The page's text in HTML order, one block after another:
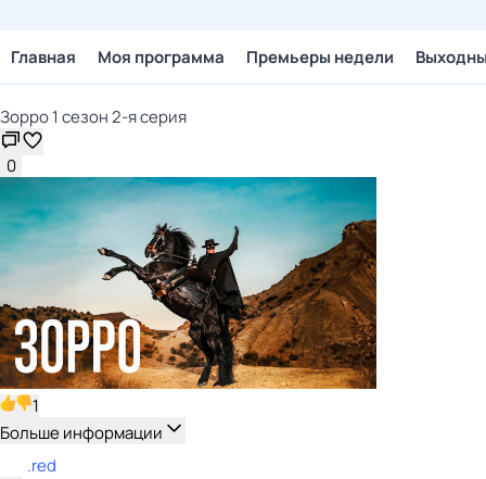
Главная Моя программа Премьеры недели
Зорро 1 сезон 2-я серия
0
1
Больше информации
.red